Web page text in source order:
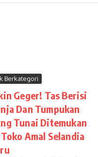
Berkategori
Geger! Tas Berisi
Dan Tumpukan
Tunai Ditemukan
Amal Selandia